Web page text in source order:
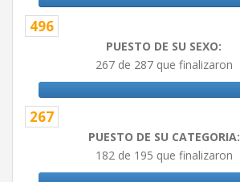
496
PUESTO DE SU SEXO:
267 de 287 que finalizaron
267
PUESTO DE SU CATEGORIA:
182 de 195 que finalizaron